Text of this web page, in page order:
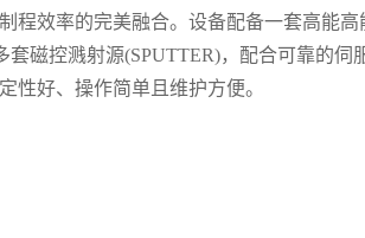
程效率的完美融合。设备配备一套高能高
套磁控溅射源(SPUTTER)，配合可靠的伺
性好、操作简单且维护方便。